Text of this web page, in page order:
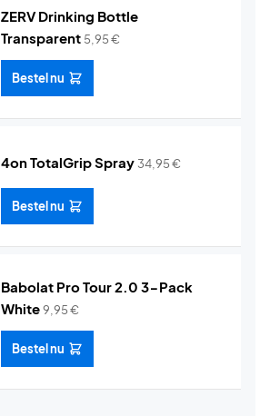
ZERV Drinking Bottle
Transparent 5,95€
Bestel nu
4on TotalGrip Spray 34,95€
Bestel nu
Babolat Pro Tour 2.0 3-Pack
White9,95€
Bestel nu